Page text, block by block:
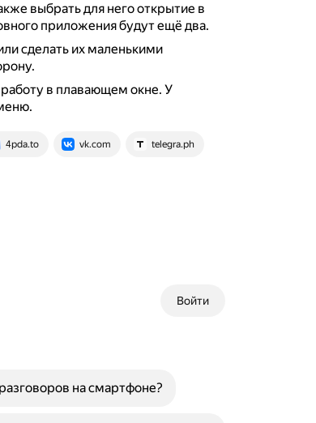
выбрать для него открытие в
приложения будут ещё два.
сделать их маленькими
в плавающем окне. У
4pda.to vk.com telegra.ph
Войти
на смартфоне?